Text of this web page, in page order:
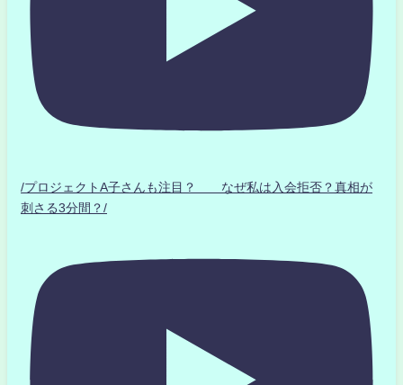
/プロジェクトA子さんも注目？ なぜ私は入会拒否？真相が
刺さる3分間？/